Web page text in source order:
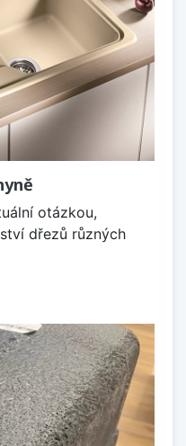
otázkou,
dřezů různých